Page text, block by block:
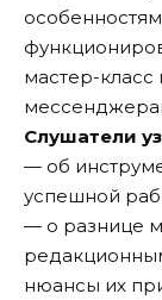
мастер-класс
Слушатели
— об
успешной
— о разнице
нюансы их